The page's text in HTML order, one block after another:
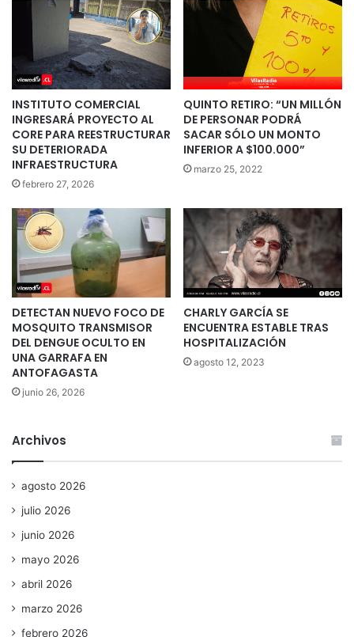
INSTITUTO COMERCIAL
INGRESARÁ PROYECTO AL
CORE PARA REESTRUCTURAR
SU DETERIORADA
INFRAESTRUCTURA
febrero 27, 2026
QUINTO RETIRO: “UN MILLÓN
DE PERSONAR PODRÁ
SACAR SÓLO UN MONTO
INFERIOR A $100.000”
marzo 25, 2022
DETECTAN NUEVO FOCO DE
MOSQUITO TRANSMISOR
DEL DENGUE OCULTO EN
UNA GARRAFA EN
ANTOFAGASTA
junio 26, 2026
CHARLY GARCÍA SE
ENCUENTRA ESTABLE TRAS
HOSPITALIZACIÓN
agosto 12, 2023
Archivos
agosto 2026
julio 2026
junio 2026
mayo 2026
abril 2026
marzo 2026
febrero 2026